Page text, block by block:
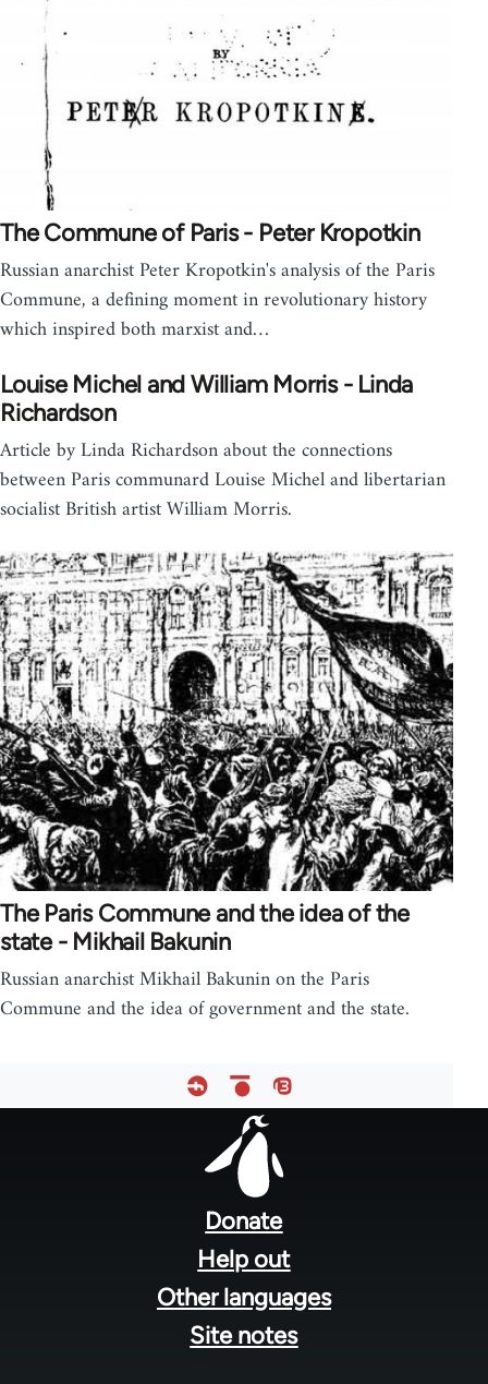
The Commune of Paris - Peter Kropotkin
Russian anarchist Peter Kropotkin's analysis of the Paris
Commune, a defining moment in revolutionary history
which inspired both marxist and…
Louise Michel and William Morris - Linda
Richardson
Article by Linda Richardson about the connections
between Paris communard Louise Michel and libertarian
socialist British artist William Morris.
The Paris Commune and the idea of the
state - Mikhail Bakunin
Russian anarchist Mikhail Bakunin on the Paris
Commune and the idea of government and the state.
Donate
Help out
Other languages
Site notes